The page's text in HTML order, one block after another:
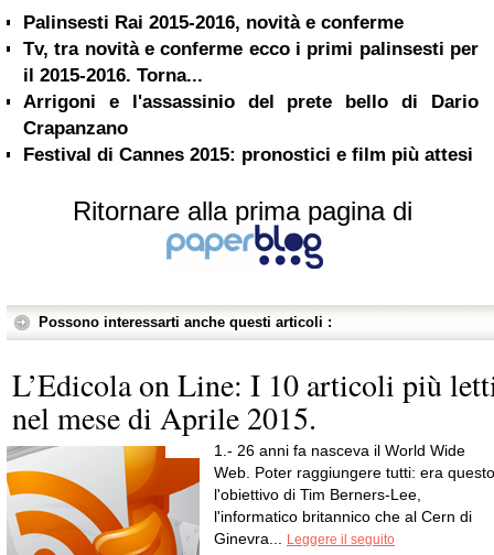
Palinsesti Rai 2015-2016, novità e conferme
Tv, tra novità e conferme ecco i primi palinsesti per
il 2015-2016. Torna...
Arrigoni e l'assassinio del prete bello di Dario
Crapanzano
Festival di Cannes 2015: pronostici e film più attesi
Ritornare alla prima pagina di
Possono interessarti anche questi articoli :
L’Edicola on Line: I 10 articoli più
nel mese di Aprile 2015.
1.- 26 anni fa nasceva il World Wide
Web. Poter raggiungere tutti: era questo
l'obiettivo di Tim Berners-Lee,
l'informatico britannico che al Cern di
Ginevra...
Leggere il seguito